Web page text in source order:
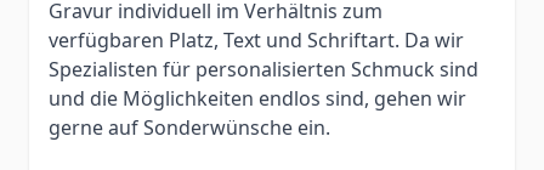
Gravur individuell im Verhältnis zum
verfügbaren Platz, Text und Schriftart. Da wir
Spezialisten für personalisierten Schmuck sind
und die Möglichkeiten endlos sind, gehen wir
gerne auf Sonderwünsche ein.